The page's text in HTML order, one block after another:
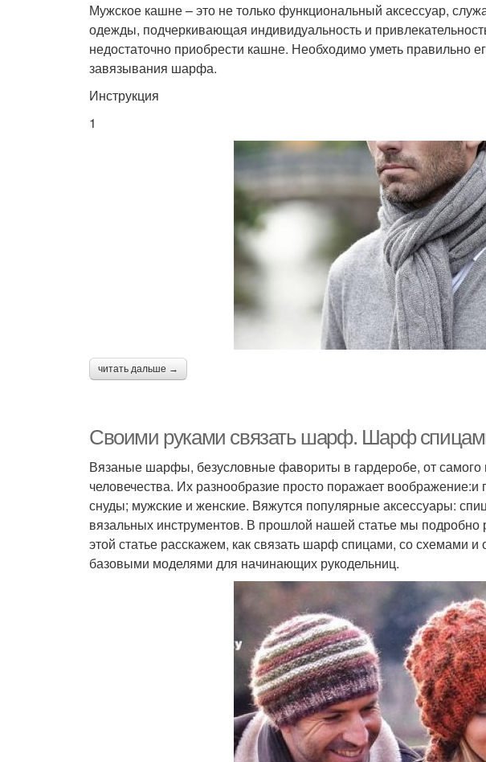
Мужское кашне – это не только функциональный аксессуар,
одежды, подчеркивающая индивидуальность и
недостаточно приобрести кашне. Необходимо уметь правильно
завязывания шарфа.
Инструкция
1
читать дальше →
Своими руками связать шарф. Шарф
Вязаные шарфы, безусловные фавориты в гардеробе, от самого
человечества. Их разнообразие просто поражает
снуды; мужские и женские. Вяжутся популярные аксессуары:
вязальных инструментов. В прошлой нашей статье мы подробно
этой статье расскажем, как связать шарф спицами, со схемами
базовыми моделями для начинающих рукодельниц.